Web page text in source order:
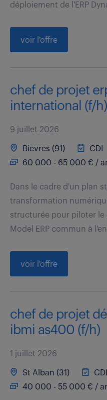
déploiement de l'ERP
voir l'offre
chef de projet
international (f/h)
9 juillet 2026
Bievres (91)
CDI
60 000 - 65 000 € /
Dans le cadre d'un plan
transformation
structurée pour piloter
Model ERP commun à
voir l'offre
chef de projet
ibmi as400 (f/h)
1 juillet 2026
St Alban (31)
CDI
40 000 - 55 000 € /